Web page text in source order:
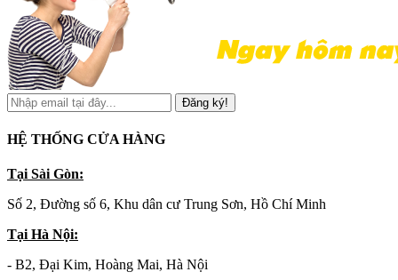
Đăng ký!
HỆ THỐNG CỬA HÀNG
Tại Sài Gòn:
Số 2, Đường số 6, Khu dân cư Trung Sơn, Hồ Chí Minh
Tại Hà Nội:
- B2, Đại Kim, Hoàng Mai, Hà Nội